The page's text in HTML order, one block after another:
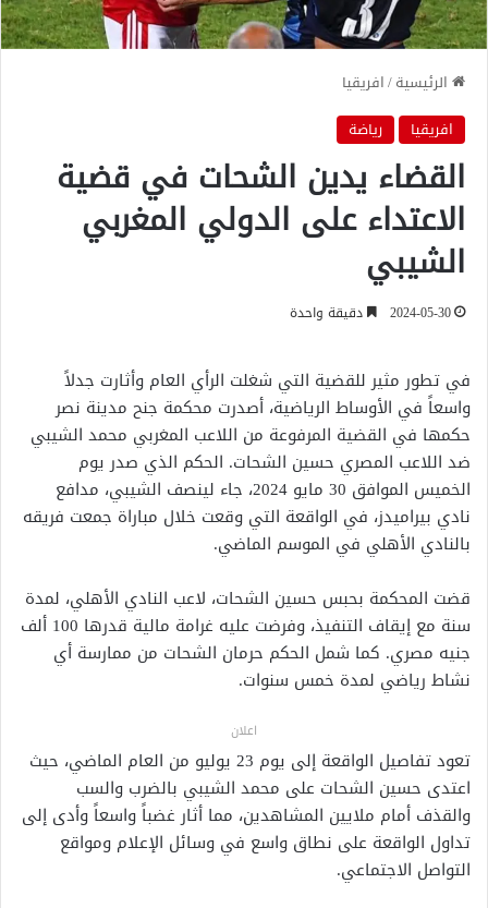
الرئيسية/افريقيا
افريقيا
رياضة
القضاء يدين الشحات في قضية
الاعتداء على الدولي المغربي
الشيبي
2024-05-30 دقيقة واحدة
في تطور مثير للقضية التي شغلت الرأي العام وأثارت جدلاً
واسعاً في الأوساط الرياضية، أصدرت محكمة جنح مدينة نصر
حكمها في القضية المرفوعة من اللاعب المغربي محمد الشيبي
ضد اللاعب المصري حسين الشحات. الحكم الذي صدر يوم
الخميس الموافق 30 مايو 2024، جاء لينصف الشيبي، مدافع
نادي بيراميدز، في الواقعة التي وقعت خلال مباراة جمعت فريقه
بالنادي الأهلي في الموسم الماضي.
قضت المحكمة بحبس حسين الشحات، لاعب النادي الأهلي، لمدة
سنة مع إيقاف التنفيذ، وفرضت عليه غرامة مالية قدرها 100 ألف
جنيه مصري. كما شمل الحكم حرمان الشحات من ممارسة أي
نشاط رياضي لمدة خمس سنوات.
اعلان
تعود تفاصيل الواقعة إلى يوم 23 يوليو من العام الماضي، حيث
اعتدى حسين الشحات على محمد الشيبي بالضرب والسب
والقذف أمام ملايين المشاهدين، مما أثار غضباً واسعاً وأدى إلى
تداول الواقعة على نطاق واسع في وسائل الإعلام ومواقع
التواصل الاجتماعي.